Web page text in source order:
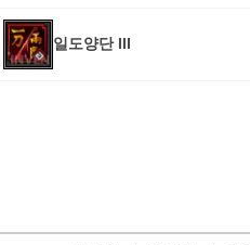
일도양단 III